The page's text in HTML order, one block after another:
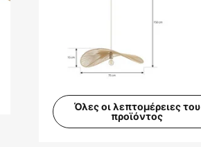
Όλες οι λεπτομέρειες του
προϊόντος